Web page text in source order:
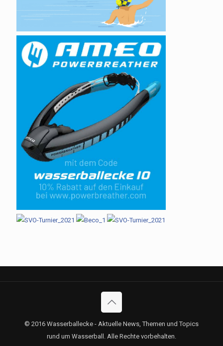
© 2016 Wasserballecke - Aktuelle News, Themen und Topics
rund um Wasserball. Alle Rechte vorbehalten.